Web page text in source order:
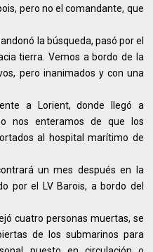
pero no el comandante, que
la búsqueda, pasó por el
tierra. Vemos a bordo de la
pero inanimados y con una
a Lorient, donde llegó a
nos enteramos de que los
al hospital marítimo de
un mes después en la
por el LV Barois, a bordo del
cuatro personas muertas, se
de los submarinos para